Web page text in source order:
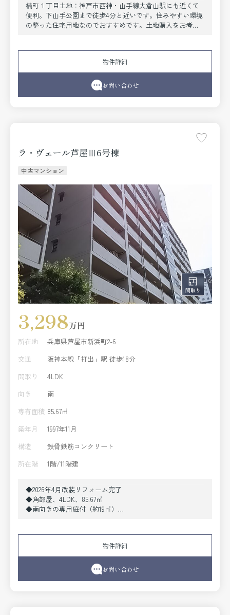
楠町１丁目土地：神戸市西神・山手線大倉山駅にも近くて
便利。下山手公園まで徒歩4分と近いです。住みやすい環境
の整った住宅用地なのでおすすめです。土地購入をお考え
の豊富な不動産情報をご確認ください。お問い合わせをお
物件詳細
お問い合わせ
ラ・ヴェール芦屋Ⅲ6号棟
中古マンション
3,298万円
所在地
兵庫県芦屋市新浜町2-6
交通
阪神本線「打出」駅 徒歩18分
間取り
4LDK
向き
南
専有面積 85.67㎡
築年月
1997年11月
構造
鉄骨鉄筋コンクリート
所在階
1階/11階建
◆2026年4月改装リフォーム完了
◆角部屋、4LDK、85.67㎡
◆南向きの専用庭付（約19㎡）
◆南北両面バルコニー、陽当たり良好
物件詳細
お問い合わせ